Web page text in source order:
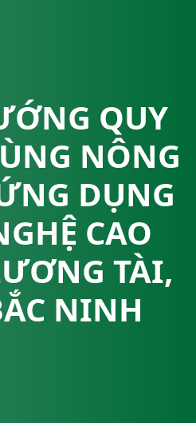
QUY
NÔNG
DỤNG
CAO
TÀI,
NINH